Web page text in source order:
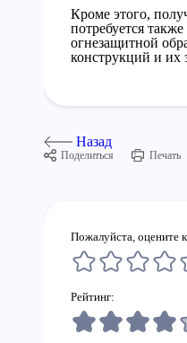
Кроме этого,
потребуется
огнезащитной
конструкций и их
Назад
Поделиться Печать
Пожалуйста, оцените
Рейтинг: